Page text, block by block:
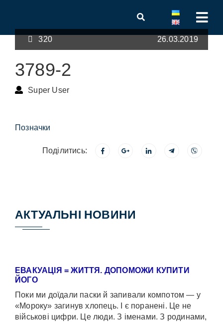
320 26.03.2019
3789-2
Super User
Позначки
Поділитись:
АКТУАЛЬНІ НОВИНИ
ЕВАКУАЦІЯ = ЖИТТЯ. ДОПОМОЖИ КУПИТИ
ЙОГО
Поки ми доїдали паски й запивали компотом — у
«Мороку» загинув хлопець. І є поранені. Це не
військові цифри. Це люди. З іменами. З родинами,